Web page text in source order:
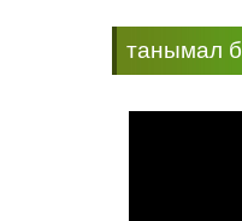
танымал